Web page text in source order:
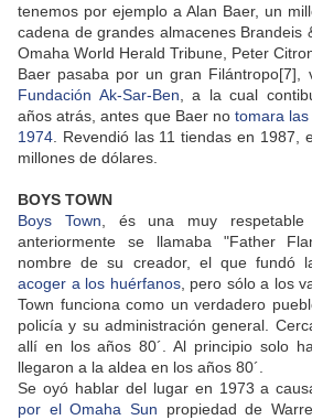
tenemos por ejemplo a Alan Baer, un
cadena de grandes almacenes Brandeis
Omaha World Herald Tribune, Peter
Baer pasaba por un gran Filántropo[7],
Fundación Ak-Sar-Ben , a la cual
años atrás, antes que Baer notomara
1974 . Revendió las 11 tiendas en 1987,
millones de dólares.
BOYS TOWN
Boys Town , és una muy
anteriormente se llamaba "Father
nombre de su creador, el que fundó
acoger a los huérfanos, pero sólo a los
Town funciona como un verdadero
policía y su administración general.
allí en los años 80´. Al principio solo
llegaron a la aldea en los años 80´.
Se oyó hablar del lugar en 1973 a
por el Omaha Sun propiedad de